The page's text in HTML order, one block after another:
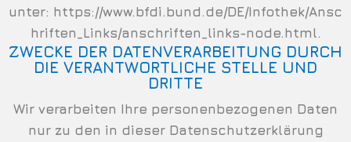
unter: https://www.bfdi.bund.de/DE/Infothek/Ansc
hriften_Links/anschriften_links-node.html.
ZWECKE DER DATENVERARBEITUNG DURCH
DIE VERANTWORTLICHE STELLE UND
DRITTE
Wir verarbeiten Ihre personenbezogenen Daten
nur zu den in dieser Datenschutzerklärung